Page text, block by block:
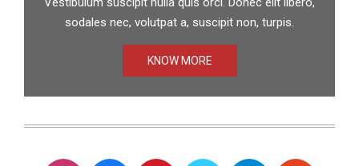
sodales nec, volutpat a, suscipit non, turpis.
KNOW MORE